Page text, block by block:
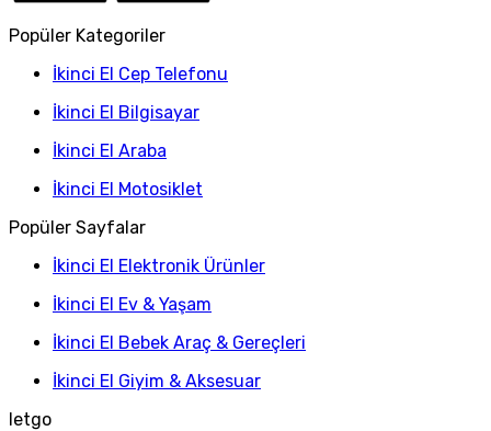
Popüler Kategoriler
İkinci El Cep Telefonu
İkinci El Bilgisayar
İkinci El Araba
İkinci El Motosiklet
Popüler Sayfalar
İkinci El Elektronik Ürünler
İkinci El Ev & Yaşam
İkinci El Bebek Araç & Gereçleri
İkinci El Giyim & Aksesuar
letgo